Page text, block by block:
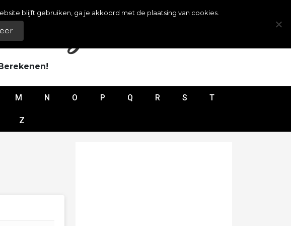
M N O P Q R S T
Z
blijft gebruiken, ga je akkoord met de plaatsing van cookies.